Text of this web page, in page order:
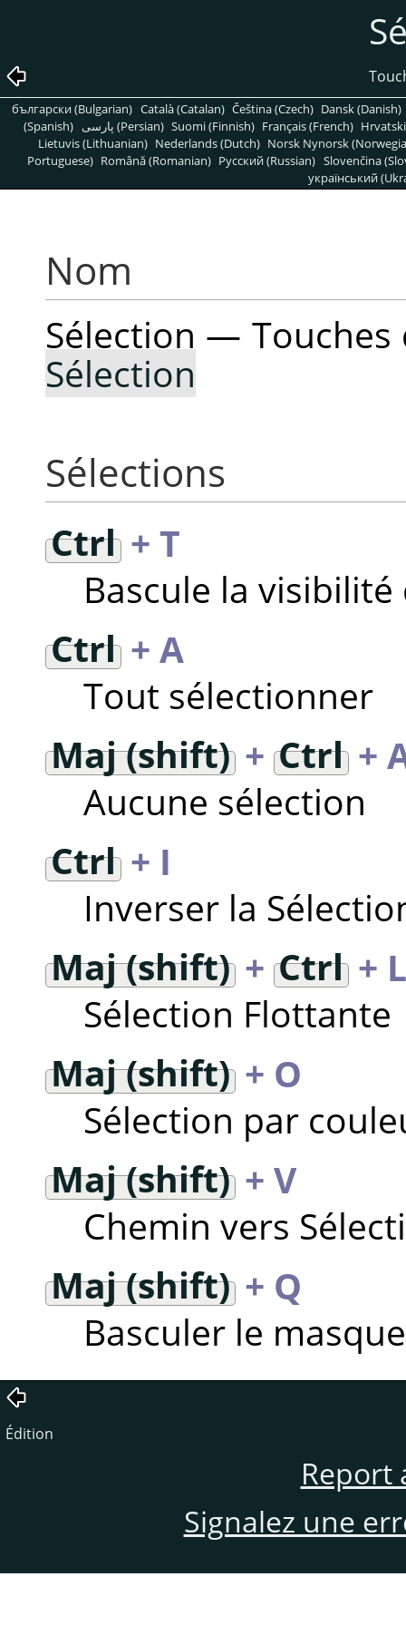
български (Bulgarian) Català (Catalan) Čeština (Czech) Dansk (Danish)
(Spanish)
پارسی (Persian) Suomi (Finnish) Français (French)
Lietuvis (Lithuanian) Nederlands (Dutch) Norsk Nynorsk
Portuguese) Română (Romanian) Pусский (Russian) Slovenčina
український
Nom
Sélection —
Sélection
Sélections
Ctrl+ T
Bascule la
Ctrl+ A
Tout sélectionner
Maj (shift)+ Ctrl +
Aucune sélection
Ctrl+ I
Inverser la
Maj (shift)+ Ctrl +
Sélection Flottante
Maj (shift)+ O
Sélection par
Maj (shift)+ V
Chemin vers
Maj (shift)+ Q
Basculer le
Édition
Report
Signalez une